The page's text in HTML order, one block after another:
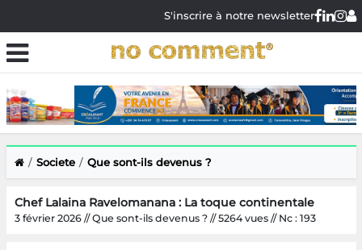
S'inscrire à notre newsletter
Societe Que sont-ils devenus ?
Chef Lalaina Ravelomanana : La toque continentale
3 février 2026 // Que sont-ils devenus ? // 5264 vues // Nc : 193